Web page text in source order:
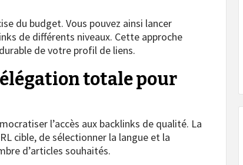
du budget. Vous pouvez ainsi lancer
de différents niveaux. Cette approche
de votre profil de liens.
totale pour
l’accès aux backlinks de qualité. La
cible, de sélectionner la langue et la
d’articles souhaités.